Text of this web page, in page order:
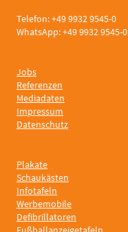
Telefon: +49 9932 9545-0
WhatsApp: +49 9932 9545-0
Jobs
Referenzen
Mediadaten
Impressum
Datenschutz
Plakate
Schaukästen
Infotafeln
Werbemobile
Defibrillatoren